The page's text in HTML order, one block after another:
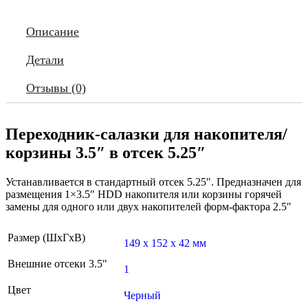
Описание
Детали
Отзывы (0)
Переходник-салазки для накопителя/
корзины 3.5″ в отсек 5.25″
Устанавливается в стандартный отсек 5.25″. Предназначен для
размещения 1×3.5″ HDD накопителя или корзины горячей
замены для одного или двух накопителей форм-фактора 2.5″
Размер (ШxГxВ)
149 x 152 x 42 мм
Внешние отсеки 3.5"
1
Цвет
Черный